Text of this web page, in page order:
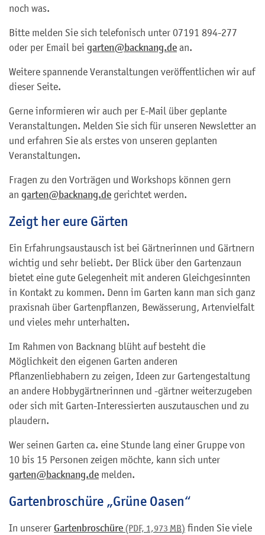
noch was.
Bitte melden Sie sich telefonisch unter 07191 894-277
oder per Email bei garten@backnang.de an.
Weitere spannende Veranstaltungen veröffentlichen wir auf
dieser Seite.
Gerne informieren wir auch per E-Mail über geplante
Veranstaltungen. Melden Sie sich für unseren Newsletter an
und erfahren Sie als erstes von unseren geplanten
Veranstaltungen.
Fragen zu den Vorträgen und Workshops können gern
an garten@backnang.de gerichtet werden.
Zeigt her eure Gärten
Ein Erfahrungsaustausch ist bei Gärtnerinnen und Gärtnern
wichtig und sehr beliebt. Der Blick über den Gartenzaun
bietet eine gute Gelegenheit mit anderen Gleichgesinnten
in Kontakt zu kommen. Denn im Garten kann man sich ganz
praxisnah über Gartenpflanzen, Bewässerung, Artenvielfalt
und vieles mehr unterhalten.
Im Rahmen von Backnang blüht auf besteht die
Möglichkeit den eigenen Garten anderen
Pflanzenliebhabern zu zeigen, Ideen zur Gartengestaltung
an andere Hobbygärtnerinnen und -gärtner weiterzugeben
oder sich mit Garten-Interessierten auszutauschen und zu
plaudern.
Wer seinen Garten ca. eine Stunde lang einer Gruppe von
10 bis 15 Personen zeigen möchte, kann sich unter
garten@backnang.de melden.
Gartenbroschüre „Grüne Oasen“
In unserer Gartenbroschüre (PDF, 1,973 MB) finden Sie viele